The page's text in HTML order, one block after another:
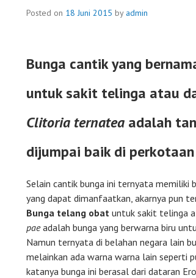
Posted on 18 Juni 2015 by admin
Bunga cantik yang
untuk sakit telinga atau
Clitoria ternatea adalah
dijumpai baik di
Selain cantik bunga ini ternyata memiliki
yang dapat dimanfaatkan, akarnya pun
Bunga telang obat untuk sakit telinga
paeadalah bunga yang berwarna biru
Namun ternyata di belahan negara lain
melainkan ada warna warna lain seperti
katanya bunga ini berasal dari dataran